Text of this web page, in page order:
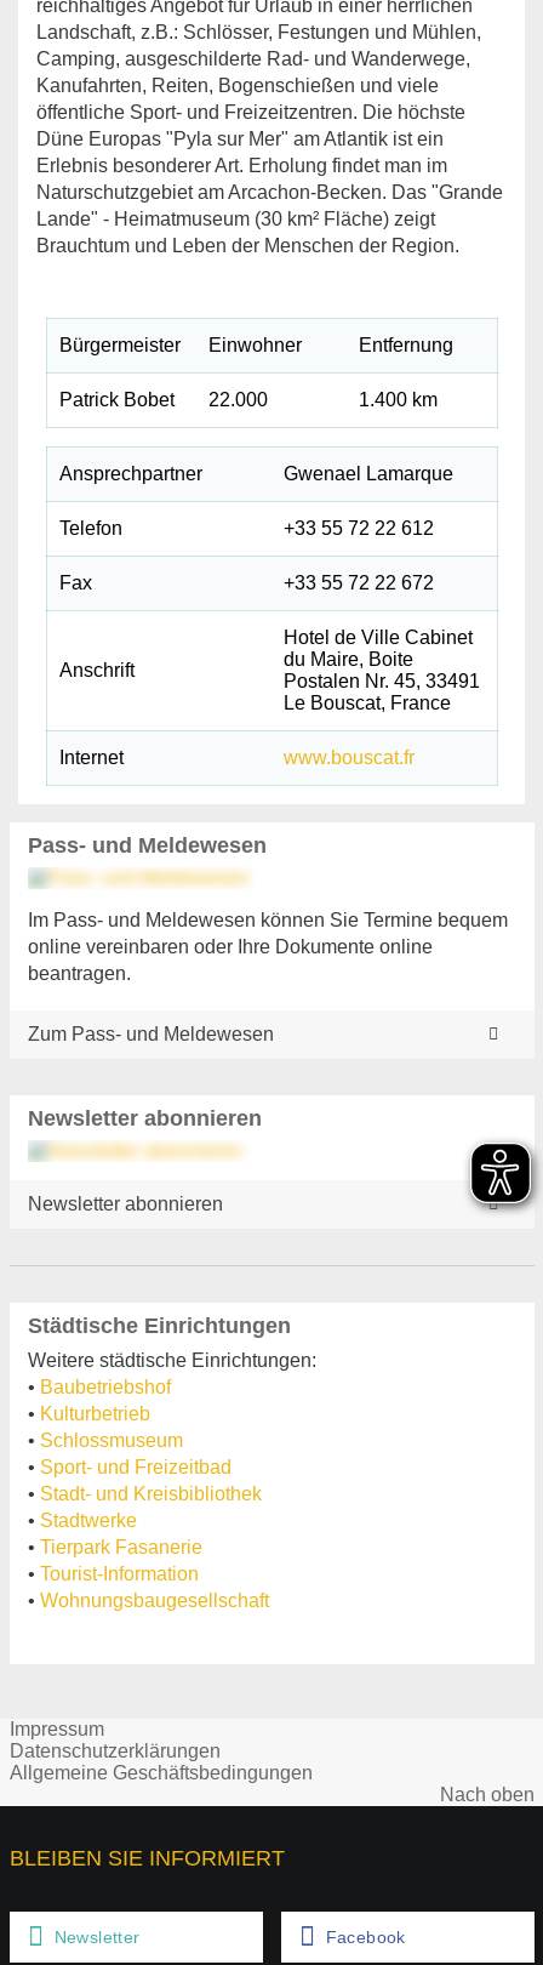
reichhaltiges Angebot für Urlaub in einer herrlichen
Landschaft, z.B.: Schlösser, Festungen und Mühlen,
Camping, ausgeschilderte Rad- und Wanderwege,
Kanufahrten, Reiten, Bogenschießen und viele
öffentliche Sport- und Freizeitzentren. Die höchste
Düne Europas "Pyla sur Mer" am Atlantik ist ein
Erlebnis besonderer Art. Erholung findet man im
Naturschutzgebiet am Arcachon-Becken. Das "Grande
Lande" - Heimatmuseum (30 km² Fläche) zeigt
Brauchtum und Leben der Menschen der Region.
Bürgermeister Einwohner Entfernung
Patrick Bobet 22.000 1.400 km
Ansprechpartner Gwenael Lamarque
Telefon +33 55 72 22 612
Fax +33 55 72 22 672
Anschrift
Hotel de Ville Cabinet
du Maire, Boite
Postalen Nr. 45, 33491
Le Bouscat, France
Internet www.bouscat.fr
Pass- und Meldewesen
Im Pass- und Meldewesen können Sie Termine bequem
online vereinbaren oder Ihre Dokumente online
beantragen.
Zum Pass- und Meldewesen
Newsletter abonnieren
Newsletter abonnieren
Städtische Einrichtungen
Weitere städtische Einrichtungen:
• Baubetriebshof
• Kulturbetrieb
• Schlossmuseum
• Sport- und Freizeitbad
• Stadt- und Kreisbibliothek
• Stadtwerke
• Tierpark Fasanerie
• Tourist-Information
• Wohnungsbaugesellschaft
Impressum
Datenschutzerklärungen
Allgemeine Geschäftsbedingungen
Nach oben
BLEIBEN SIE INFORMIERT
Newsletter Facebook